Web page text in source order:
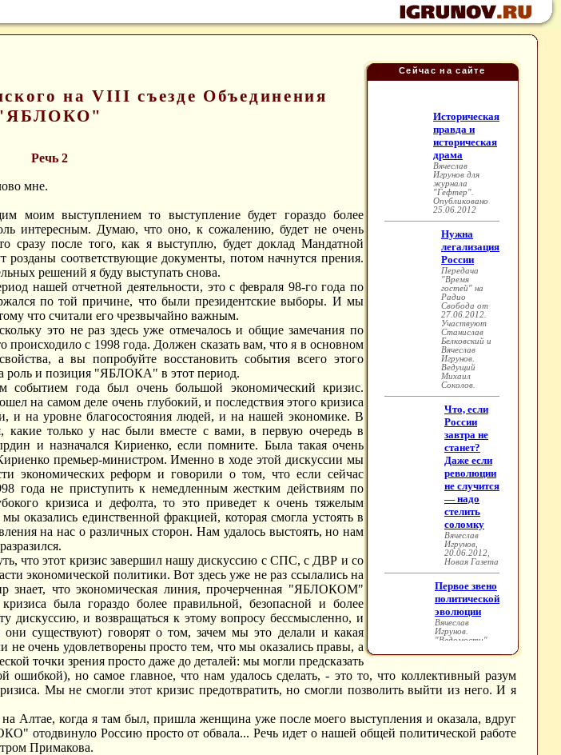
Сейчас на сайте
на VIII съезде Объединения
Речь 2
мне.
моим выступлением то выступление будет гораздо более
интересным. Думаю, что оно, к сожалению, будет не очень
сразу после того, как я выступлю, будет доклад Мандатной
соответствующие документы, потом начнутся прения.
решений я буду выступать снова.
нашей отчетной деятельности, это с февраля 98-го года по
по той причине, что были президентские выборы. И мы
что считали его чрезвычайно важным.
это не раз здесь уже отмечалось и общие замечания по
происходило с 1998 года. Должен сказать вам, что я в основном
а вы попробуйте восстановить события всего этого
роль и позиция "ЯБЛОКА" в этот период.
года был очень большой экономический кризис.
на самом деле очень глубокий, и последствия этого кризиса
и на уровне благосостояния людей, и на нашей экономике. В
только у нас были вместе с вами, в первую очередь в
и назначался Кириенко, если помните. Была такая очень
премьер-министром. Именно в ходе этой дискуссии мы
экономических реформ и говорили о том, что если сейчас
года не приступить к немедленным жестким действиям по
кризиса и дефолта, то это приведет к очень тяжелым
единственной фракцией, которая смогла устоять в
на нас о различных сторон. Нам удалось выстоять, но нам
что этот кризис завершил нашу дискуссию с СПС, с ДВР и со
экономической политики. Вот здесь уже не раз ссылались на
знает, что экономическая линия, прочерченная "ЯБЛОКОМ"
была гораздо более правильной, безопасной и более
дискуссию, и возвращаться к этому вопросу бессмысленно, и
они существуют) говорят о том, зачем мы это делали и какая
очень удовлетворены просто тем, что мы оказались правы, а
точки зрения просто даже до деталей: мы могли предсказать
ошибкой), но самое главное, что нам удалось сделать, - это то, что коллективный разум
Мы не смогли этот кризис предотвратить, но смогли позволить выйти из него. И я
на Алтае, когда я там был, пришла женщина уже после моего выступления и оказала, вдруг
отодвинуло Россию просто от обвала... Речь идет о нашей общей политической работе
Примакова.